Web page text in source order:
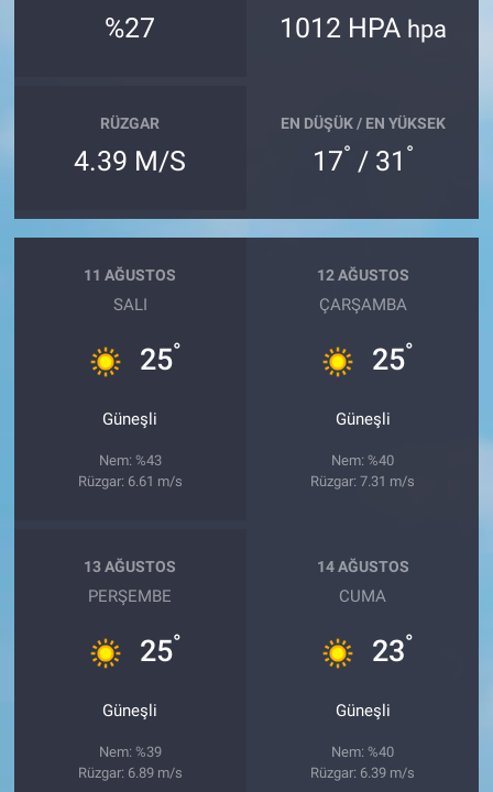
%27 1012 HPA hpa
RÜZGAR
4.39 M/S
EN DÜŞÜK / EN YÜKSEK
17° / 31 °
11 AĞUSTOS
SALI
25°
Güneşli
Nem: %43
Rüzgar: 6.61 m/s
12 AĞUSTOS
ÇARŞAMBA
25°
Güneşli
Nem: %40
Rüzgar: 7.31 m/s
13 AĞUSTOS
PERŞEMBE
25°
Güneşli
Nem: %39
Rüzgar: 6.89 m/s
14 AĞUSTOS
CUMA
23°
Güneşli
Nem: %40
Rüzgar: 6.39 m/s